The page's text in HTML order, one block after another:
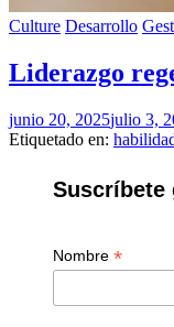
Culture Desarrollo
Liderazgo
junio 20, 2025julio 3,
Etiquetado en:
Suscríbete
Nombre *